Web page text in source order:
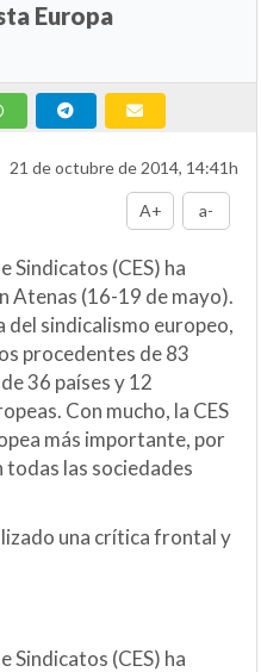
Europa
21 de octubre de 2014, 14:41h
A+ a-
Sindicatos (CES) ha
Atenas (16-19 de mayo).
del sindicalismo europeo,
procedentes de 83
36 países y 12
Con mucho, la CES
más importante, por
todas las sociedades
una crítica frontal y
Sindicatos (CES) ha